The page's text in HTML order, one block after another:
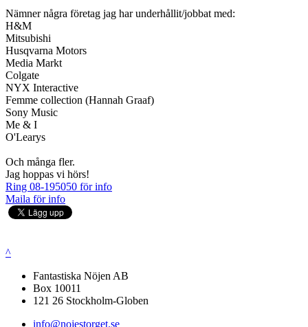
Nämner några företag jag har underhållit/jobbat med:
H&M
Mitsubishi
Husqvarna Motors
Media Markt
Colgate
NYX Interactive
Femme collection (Hannah Graaf)
Sony Music
Me & I
O'Learys
Och många fler.
Jag hoppas vi hörs!
Ring 08-195050 för info
Maila för info
^
Fantastiska Nöjen AB
Box 10011
121 26 Stockholm-Globen
info@nojestorget.se